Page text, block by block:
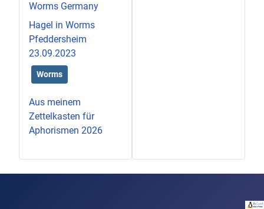
Worms Germany
Hagel in Worms
Pfeddersheim
23.09.2023
Worms
Aus meinem
Zettelkasten für
Aphorismen 2026